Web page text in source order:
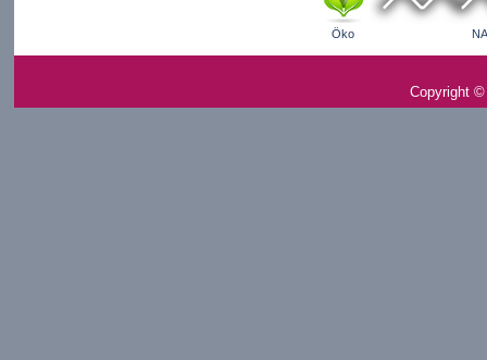
Öko
Copyright